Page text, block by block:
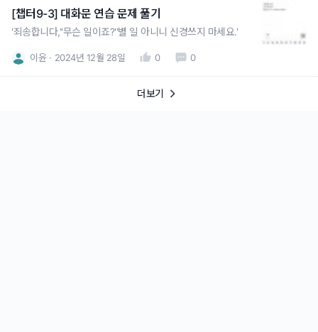
[챕터9-3] 대화문 연습 문제 풀기
'죄송합니다,''무슨 일이죠?''별 일 아니니 신경쓰지 마세요.'
이윤 2024년 12월 28일 0 0
더보기